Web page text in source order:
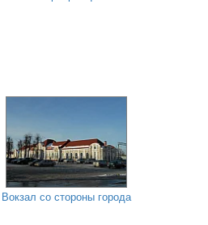
Вокзал со стороны города